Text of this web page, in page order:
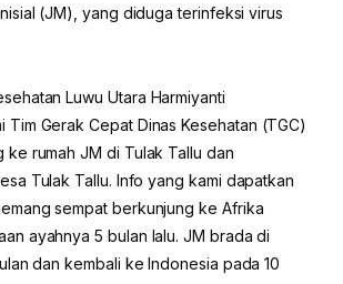
(JM), yang diduga terinfeksi virus
Luwu Utara Harmiyanti
Tim Gerak Cepat Dinas Kesehatan (TGC)
ke rumah JM di Tulak Tallu dan
Tulak Tallu. Info yang kami dapatkan
sempat berkunjung ke Afrika
ayahnya 5 bulan lalu. JM brada di
dan kembali ke Indonesia pada 10